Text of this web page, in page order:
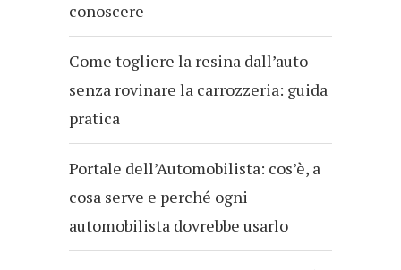
conoscere
Come togliere la resina dall’auto
senza rovinare la carrozzeria: guida
pratica
Portale dell’Automobilista: cos’è, a
cosa serve e perché ogni
automobilista dovrebbe usarlo